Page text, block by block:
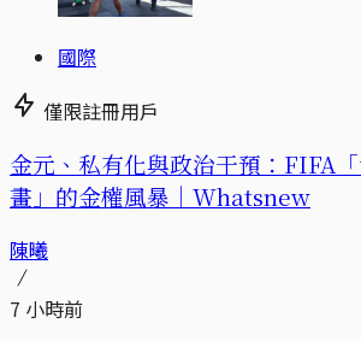
國際
僅限註冊用戶
金元、私有化與政治干預：FIFA
畫」的金權風暴｜Whatsnew
陳曦
7 小時前